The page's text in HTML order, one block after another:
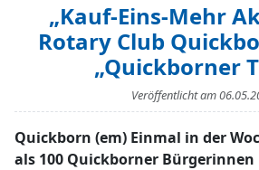
„Kauf-Eins-Mehr
Rotary Club
„Quickborner
Veröffentlicht am
Quickborn (em) Einmal in der
als 100 Quickborner